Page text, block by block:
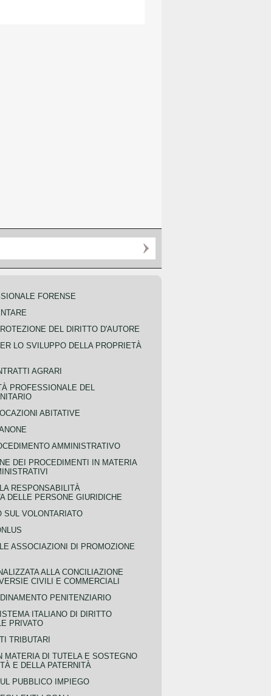
FORENSE
DEL DIRITTO D'AUTORE
LO SVILUPPO DELLA PROPRIETÀ
AGRARI
PROFESSIONALE DEL
ABITATIVE
AMMINISTRATIVO
DEI PROCEDIMENTI IN MATERIA
RESPONSABILITÀ
DELLE PERSONE GIURIDICHE
SUL VOLONTARIATO
ASSOCIAZIONI DI PROMOZIONE
ALLA CONCILIAZIONE
CIVILI E COMMERCIALI
PENITENZIARIO
ITALIANO DI DIRITTO
PRIVATO
TRIBUTARI
MATERIA DI TUTELA E SOSTEGNO
E DELLA PATERNITÀ
PUBBLICO IMPIEGO